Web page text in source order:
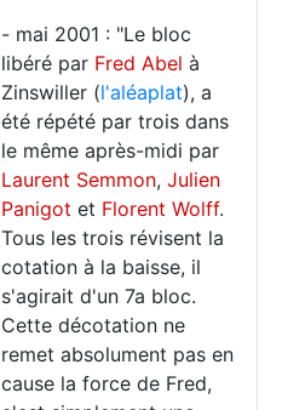
- mai 2001 : "Le bloc
libéré par Fred Abel à
Zinswiller (l'aléaplat), a
été répété par trois dans
le même après-midi par
Laurent Semmon, Julien
Panigot et Florent Wolff.
Tous les trois révisent la
cotation à la baisse, il
s'agirait d'un 7a bloc.
Cette décotation ne
remet absolument pas en
cause la force de Fred,